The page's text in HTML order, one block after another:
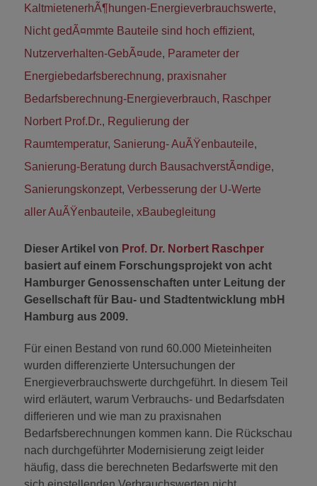
KaltmietenerhÃ¶hungen-Energieverbrauchswerte,
Nicht gedÃ¤mmte Bauteile sind hoch effizient,
Nutzerverhalten-GebÃ¤ude, Parameter der
Energiebedarfsberechnung, praxisnaher
Bedarfsberechnung-Energieverbrauch, Raschper
Norbert Prof.Dr., Regulierung der
Raumtemperatur, Sanierung- AuÃŸenbauteile,
Sanierung-Beratung durch BausachverstÃ¤ndige,
Sanierungskonzept, Verbesserung der U-Werte
aller AuÃŸenbauteile, xBaubegleitung
Dieser Artikel von Prof. Dr. Norbert Raschper
basiert auf einem Forschungsprojekt von acht
Hamburger Genossenschaften unter Leitung der
Gesellschaft für Bau- und Stadtentwicklung mbH
Hamburg aus 2009.
Für einen Bestand von rund 60.000 Mieteinheiten
wurden differenzierte Untersuchungen der
Energieverbrauchswerte durchgeführt. In diesem Teil
wird erläutert, warum Verbrauchs- und Bedarfsdaten
differieren und wie man zu praxisnahen
Bedarfsberechnungen kommen kann. Die Rückschau
nach durchgeführter Modernisierung zeigt leider
häufig, dass die berechneten Bedarfswerte mit den